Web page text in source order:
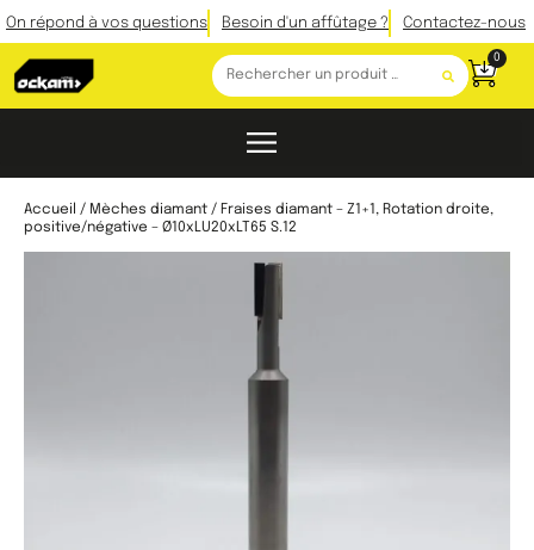
On répond à vos questions Besoin d'un affûtage ? Contactez-nous
0
Accueil / Mèches diamant / Fraises diamant – Z1+1, Rotation droite,
positive/négative – Ø10xLU20xLT65 S.12